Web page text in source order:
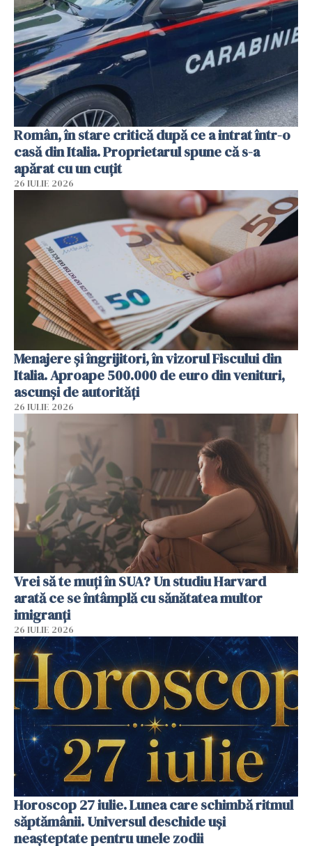
Român, în stare critică după ce a intrat într-o
casă din Italia. Proprietarul spune că s-a
apărat cu un cuțit
26 IULIE 2026
Menajere și îngrijitori, în vizorul Fiscului din
Italia. Aproape 500.000 de euro din venituri,
ascunși de autorități
26 IULIE 2026
Vrei să te muți în SUA? Un studiu Harvard
arată ce se întâmplă cu sănătatea multor
imigranți
26 IULIE 2026
Horoscop 27 iulie. Lunea care schimbă ritmul
săptămânii. Universul deschide uși
neașteptate pentru unele zodii